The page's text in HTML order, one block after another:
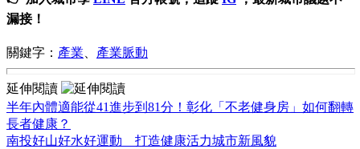
漏接！
關鍵字： 產業 產業脈動
延伸閱讀
半年內體適能從41進步到81分！彰化「不老健身房」如何翻轉
長者健康？
南投好山好水好運動 打造健康活力城市新風貌